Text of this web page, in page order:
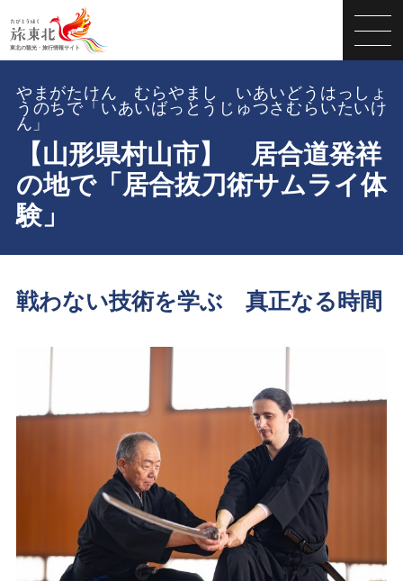
【山形県村山市】 居合道発祥
の地で「居合抜刀術サムライ体
験」
やまがたけん むらやまし いあいどうはっしょ
うのちで「いあいばっとうじゅつさむらいたいけ
ん」
戦わない技術を学ぶ 真正なる時間